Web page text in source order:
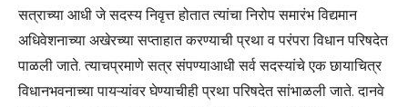
सत्राच्या आधी जे सदस्य निवृत्त होतात त्यांचा निरोप समारंभ विद्यमान
अधिवेशनाच्या अखेरच्या सप्ताहात करण्याची प्रथा व परंपरा विधान परिषदेत
पाळली जाते. त्याचप्रमाणे सत्र संपण्याआधी सर्व सदस्यांचे एक छायाचित्र
विधानभवनाच्या पायऱ्यांवर घेण्याचीही प्रथा परिषदेत सांभाळली जाते. दानवे